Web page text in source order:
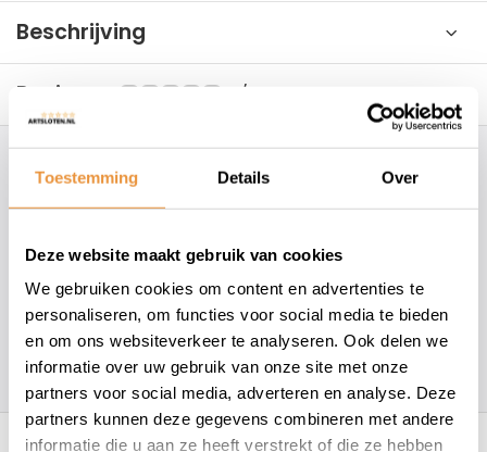
Toestemming Details Over
Deze website maakt gebruik van cookies
We gebruiken cookies om content en advertenties te
personaliseren, om functies voor social media te bieden
en om ons websiteverkeer te analyseren. Ook delen we
informatie over uw gebruik van onze site met onze
partners voor social media, adverteren en analyse. Deze
partners kunnen deze gegevens combineren met andere
informatie die u aan ze heeft verstrekt of die ze hebben
Beschrijving
Reviews 0/10
Hoe kunnen wij je helpen?
info@artsloten.nl
157 klanten geven een 4.7 /5 op
Recent bekeken